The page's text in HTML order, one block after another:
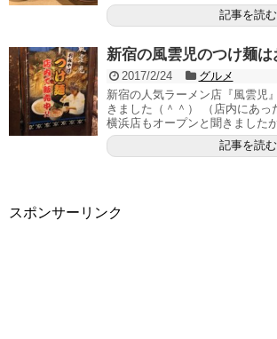
記事を読む
新宿の風雲児のつけ麺は
2017/2/24
グルメ
新宿の人気ラーメン店『風雲児
きました（＾＾） （店内にあっ
横浜店もオープンと聞きました
記事を読む
スポンサーリンク